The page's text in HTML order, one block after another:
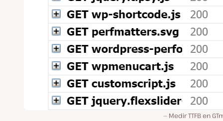
Medir TTFB en